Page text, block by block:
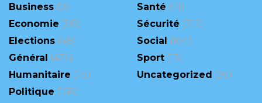
Business (9)
Economie (88)
Elections (48)
Général (476)
Humanitaire (75)
Politique (168)
Santé (71)
Sécurité (312)
Social (104)
Sport (13)
Uncategorized (95)